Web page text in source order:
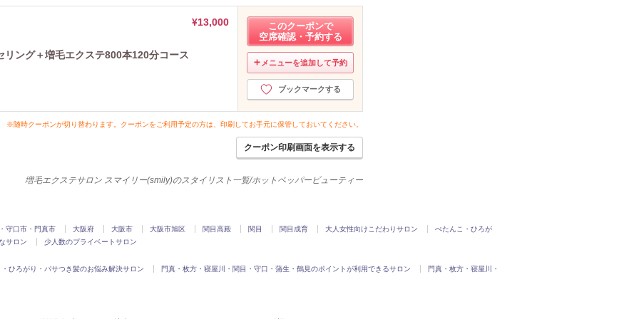
¥13,000
ング＋増毛エクステ800本120分コース
このクーポンで
空席確認・予約する
メニューを追加して予約
ブックマークする
※随時クーポンが切り替わります。クーポンをご利用予定の方は、印刷してお手元に保管しておいてください。
クーポン印刷画面を表示する
増毛エクステサロン スマイリー(smily)のスタイリスト一覧/ホットペッパービューティー
守口市・門真市 大阪府 大阪市 大阪市旭区 関目高殿 関目 関目成育 大人女性向けこだわりサロン
ぺたんこ・ひろが
サロン
少人数のプライベートサロン
ひろがり・パサつき髪のお悩み解決サロン 門真・枚方・寝屋川・関目・守口・蒲生・鶴見のポイントが利用できるサロン 門真・枚方・寝屋川・